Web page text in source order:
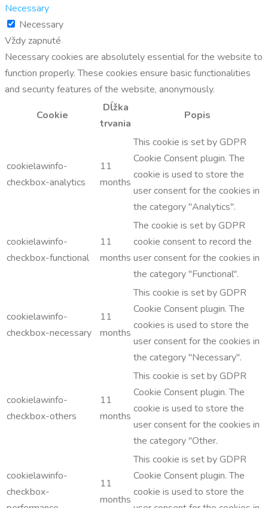
Necessary
Necessary
Vždy zapnuté
Necessary cookies are absolutely essential for the website to
function properly. These cookies ensure basic functionalities
and security features of the website, anonymously.
Cookie
Dĺžka
trvania
Popis
cookielawinfo-
checkbox-analytics
11
months
This cookie is set by GDPR
Cookie Consent plugin. The
cookie is used to store the
user consent for the cookies in
the category "Analytics".
cookielawinfo-
checkbox-functional
11
months
The cookie is set by GDPR
cookie consent to record the
user consent for the cookies in
the category "Functional".
cookielawinfo-
checkbox-necessary
11
months
This cookie is set by GDPR
Cookie Consent plugin. The
cookies is used to store the
user consent for the cookies in
the category "Necessary".
cookielawinfo-
checkbox-others
11
months
This cookie is set by GDPR
Cookie Consent plugin. The
cookie is used to store the
user consent for the cookies in
the category "Other.
cookielawinfo-
checkbox-
11
months
This cookie is set by GDPR
Cookie Consent plugin. The
cookie is used to store the